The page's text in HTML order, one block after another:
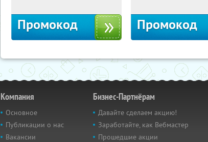
Промокод Промокод
Компания
Основное
Публикации о нас
Вакансии
Бизнес-Партнёрам
Давайте сделаем акцию!
Заработайте, как Вебмастер
Прошедшие акции